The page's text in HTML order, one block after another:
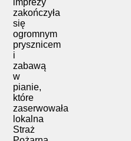
imprezy
zakończyła
się
ogromnym
prysznicem
i
zabawą
w
pianie,
które
zaserwowała
lokalna
Straż